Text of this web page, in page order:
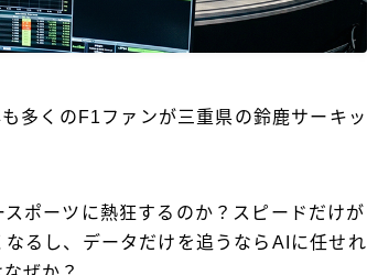
多くのF1ファンが三重県の鈴鹿サーキッ
ポーツに熱狂するのか？スピードだけが
るし、データだけを追うならAIに任せれ